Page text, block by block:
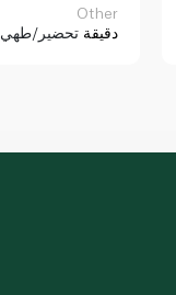
Other
10 دقيقة تحضير/طهي